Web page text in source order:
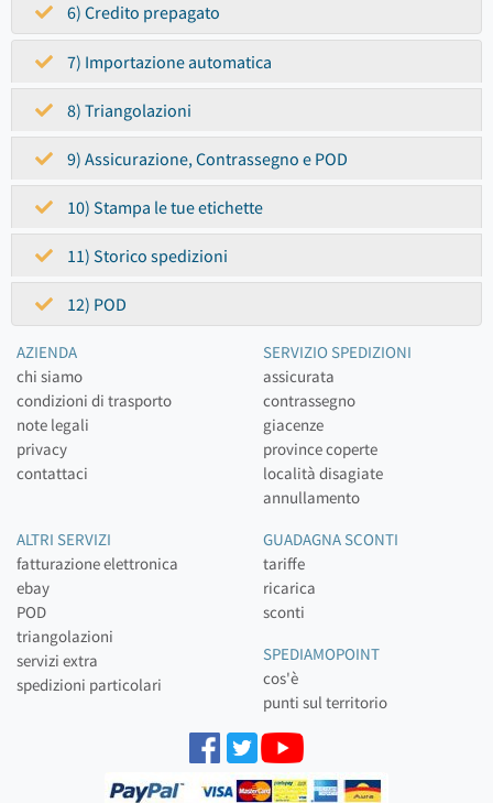
6) Credito prepagato
7) Importazione automatica
8) Triangolazioni
9) Assicurazione, Contrassegno e POD
10) Stampa le tue etichette
11) Storico spedizioni
12) POD
AZIENDA
chi siamo
condizioni di trasporto
note legali
privacy
contattaci
SERVIZIO SPEDIZIONI
assicurata
contrassegno
giacenze
province coperte
località disagiate
annullamento
ALTRI SERVIZI
fatturazione elettronica
ebay
POD
triangolazioni
servizi extra
spedizioni particolari
GUADAGNA SCONTI
tariffe
ricarica
sconti
SPEDIAMOPOINT
cos'è
punti sul territorio